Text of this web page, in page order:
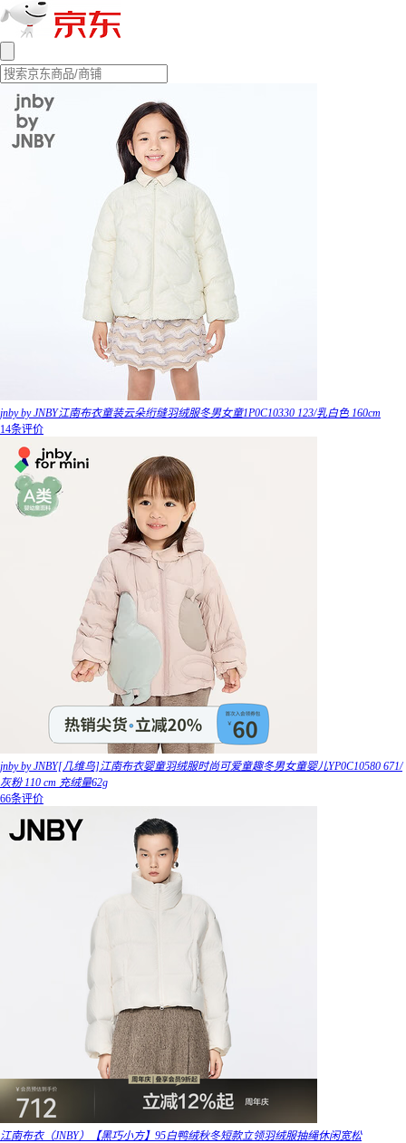
jnby by JNBY江南布衣童装云朵绗缝羽绒服冬男女童1P0C10330 123/乳白色 160cm
14条评价
jnby by JNBY[几维鸟]江南布衣婴童羽绒服时尚可爱童趣冬男女童婴儿YP0C10580 671/
灰粉 110 cm 充绒量62g
66条评价
江南布衣（JNBY）【黑巧小方】95白鸭绒秋冬短款立领羽绒服抽绳休闲宽松